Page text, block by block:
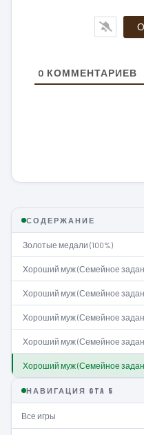
0 КОММЕНТАРИЕВ
СОДЕРЖАНИЕ
Золотые медали (100%)
Хороший муж (Семейное
Хороший муж (Семейное
Хороший муж (Семейное
Хороший муж (Семейное
Хороший муж (Семейное
НАВИГАЦИЯ GTA 5
Все игры